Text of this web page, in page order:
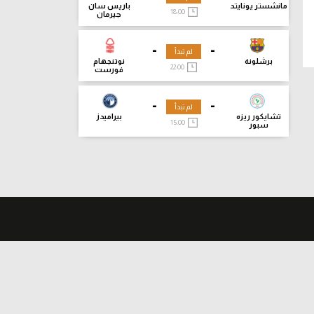
مانشستر يونايتد
باريس سان
جيرمان
18:00
-
برشلونة
-
نوتنجهام
فورست
لم تبدأ
-
تشايكور ريزه
سبور
-
بيراميدز
لم تبدأ
15:00